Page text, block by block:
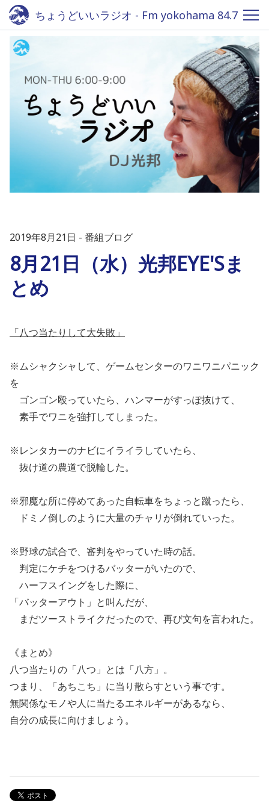
ちょうどいいラジオ - Fm yokohama 84.7
2019年8月21日 番組ブログ
8月21日（水）光邦EYE'Sま
とめ
「八つ当たりして大失敗」
※ムシャクシャして、ゲームセンターのワニワニパニック
を
ゴンゴン殴っていたら、ハンマーがすっぽ抜けて、
素手でワニを強打してしまった。
※レンタカーのナビにイライラしていたら、
抜け道の農道で脱輪した。
※邪魔な所に停めてあった自転車をちょっと蹴ったら、
ドミノ倒しのように大量のチャリが倒れていった。
※野球の試合で、審判をやっていた時の話。
判定にケチをつけるバッターがいたので、
ハーフスイングをした際に、
「バッターアウト」と叫んだが、
まだツーストライクだったので、再び文句を言われた。
《まとめ》
八つ当たりの「八つ」とは「八方」。
つまり、「あちこち」に当り散らすという事です。
無関係なモノや人に当たるエネルギーがあるなら、
自分の成長に向けましょう。